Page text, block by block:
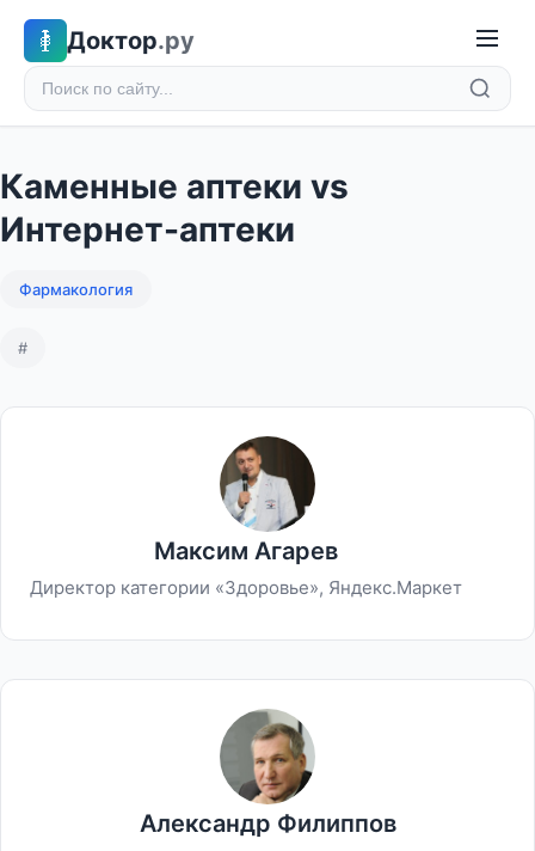
Доктор.ру
Каменные аптеки vs
Интернет-аптеки
Фармакология
#
Максим Агарев
Директор категории «Здоровье», Яндекс.Маркет
Александр Филиппов